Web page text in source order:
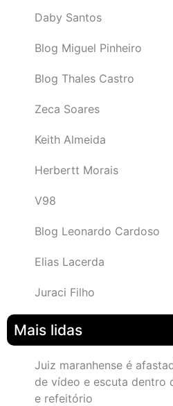
Daby Santos
Blog Miguel Pinheiro
Blog Thales Castro
Zeca Soares
Keith Almeida
Herbertt Morais
V98
Blog Leonardo Cardoso
Elias Lacerda
Juraci Filho
Mais lidas
Juiz maranhense é
de vídeo e escuta dentro
e refeitório